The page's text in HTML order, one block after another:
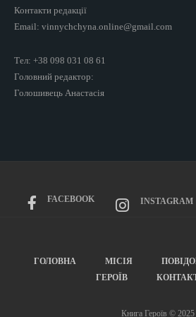
Контакти редакції
Email: vinnychchyna.online@gmail.com
Тел: +38 098 031 08 61
Головний редактор:
Голошивець Анастасія
FACEBOOK INSTAGRAM
ГОЛОВНА МІСІЯ
ГЕРОЇВ
Книга Героїв © 2025